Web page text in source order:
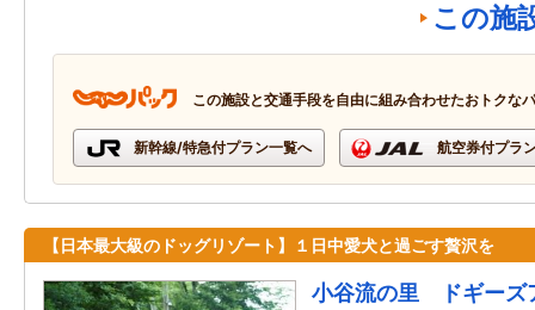
この施
この施設と交通手段を自由に組み合わせたおトクな
新幹線/特急付プラン一覧へ 航空券付プラ
【日本最大級のドッグリゾート】１日中愛犬と過ごす贅沢を
小谷流の里 ドギーズ